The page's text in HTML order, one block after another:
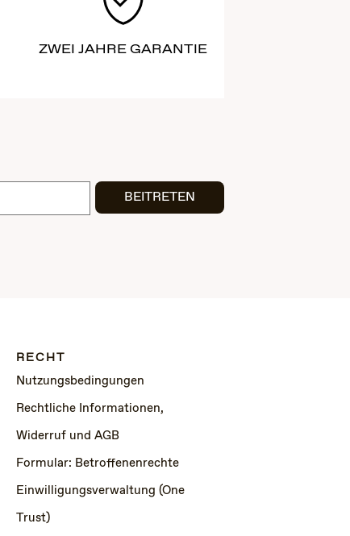
ZWEI JAHRE GARANTIE
BEITRETEN
RECHT
Nutzungsbedingungen
Rechtliche Informationen,
Widerruf und AGB
Formular: Betroffenenrechte
Einwilligungsverwaltung (One
Trust)